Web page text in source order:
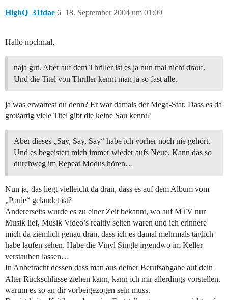
HighQ_31fdae 18. September 2004 um 01:09
6
Hallo nochmal,
naja gut. Aber auf dem Thriller ist es ja nun mal nicht drauf.
Und die Titel von Thriller kennt man ja so fast alle.
ja was erwartest du denn? Er war damals der Mega-Star. Dass es da
großartig viele Titel gibt die keine Sau kennt?
Aber dieses „Say, Say, Say“ habe ich vorher noch nie gehört.
Und es begeistert mich immer wieder aufs Neue. Kann das so
durchweg im Repeat Modus hören…
Nun ja, das liegt vielleicht da dran, dass es auf dem Album vom
„Paule“ gelandet ist?
Andererseits wurde es zu einer Zeit bekannt, wo auf MTV nur
Musik lief, Musik Video’s realtiv selten waren und ich erinnere
mich da ziemlich genau dran, dass ich es damal mehrmals täglich
habe laufen sehen. Habe die Vinyl Single irgendwo im Keller
verstauben lassen…
In Anbetracht dessen dass man aus deiner Berufsangabe auf dein
Alter Rückschlüsse ziehen kann, kann ich mir allerdings vorstellen,
warum es so an dir vorbeigezogen sein muss.